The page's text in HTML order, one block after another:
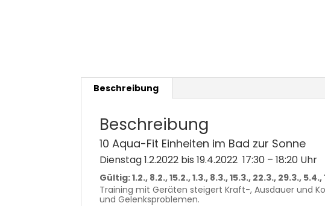
Beschreibung
Beschreibung
10 Aqua-Fit Einheiten im Bad zur Sonne
Dienstag 1.2.2022 bis 19.4.2022 17:30 – 18:20 Uhr
Gültig: 1.2., 8.2., 15.2., 1.3., 8.3., 15.3., 22.3., 29.3.,
Training mit Geräten steigert Kraft-, Ausdauer und
und Gelenksproblemen.